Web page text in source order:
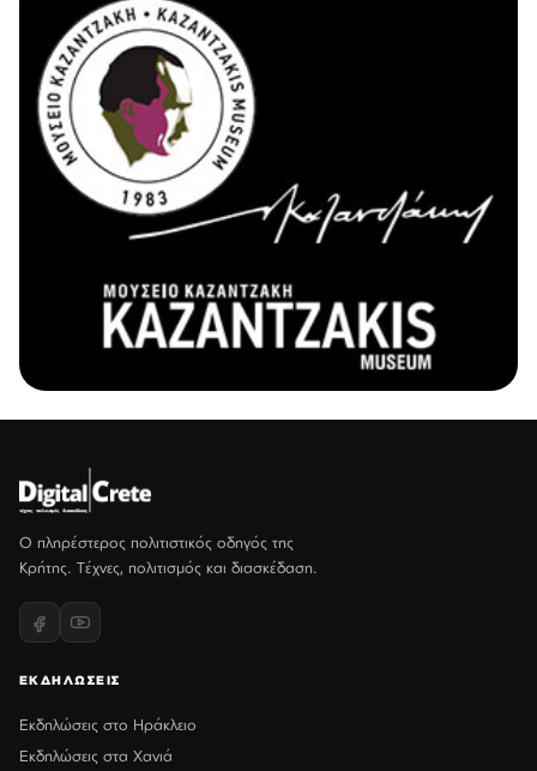
Ο πληρέστερος πολιτιστικός οδηγός της
Κρήτης. Τέχνες, πολιτισμός και διασκέδαση.
ΕΚΔΗΛΩΣΕΙΣ
Εκδηλώσεις στο Ηράκλειο
Εκδηλώσεις στα Χανιά